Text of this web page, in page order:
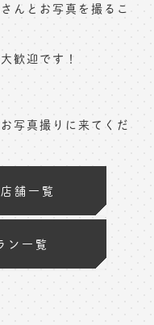
んとお写真を撮るこ
歓迎です！
写真撮りに来てくだ
舗一覧
ン一覧